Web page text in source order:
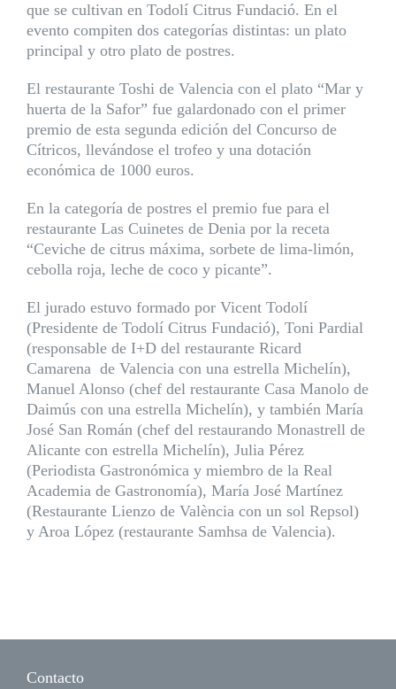
que se cultivan en Todolí Citrus Fundació. En el
evento compiten dos categorías distintas: un plato
principal y otro plato de postres.
El restaurante Toshi de Valencia con el plato “Mar y
huerta de la Safor” fue galardonado con el primer
premio de esta segunda edición del Concurso de
Cítricos, llevándose el trofeo y una dotación
económica de 1000 euros.
En la categoría de postres el premio fue para el
restaurante Las Cuinetes de Denia por la receta
“Ceviche de citrus máxima, sorbete de lima-limón,
cebolla roja, leche de coco y picante”.
El jurado estuvo formado por Vicent Todolí
(Presidente de Todolí Citrus Fundació), Toni Pardial
(responsable de I+D del restaurante Ricard
Camarena de Valencia con una estrella Michelín),
Manuel Alonso (chef del restaurante Casa Manolo de
Daimús con una estrella Michelín), y también María
José San Román (chef del restaurando Monastrell de
Alicante con estrella Michelín), Julia Pérez
(Periodista Gastronómica y miembro de la Real
Academia de Gastronomía), María José Martínez
(Restaurante Lienzo de València con un sol Repsol)
y Aroa López (restaurante Samhsa de Valencia).
Contacto